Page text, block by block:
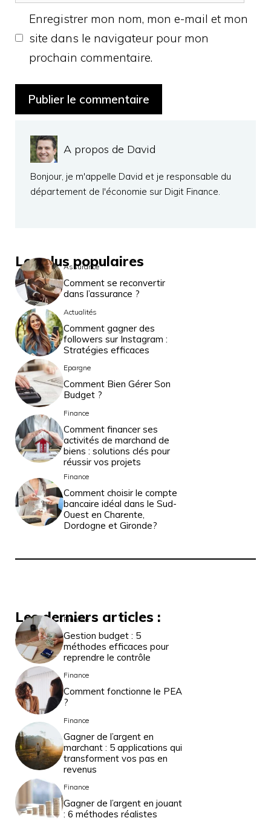
Enregistrer mon nom, mon e-mail et mon
site dans le navigateur pour mon
prochain commentaire.
A propos de David
Bonjour, je m'appelle David et je responsable du
département de l'économie sur Digit Finance.
Les plus populaires
Assurance
Comment se reconvertir
dans l’assurance ?
Actualités
Comment gagner des
followers sur Instagram :
Stratégies efficaces
Epargne
Comment Bien Gérer Son
Budget ?
Finance
Comment financer ses
activités de marchand de
biens : solutions clés pour
réussir vos projets
Finance
Comment choisir le compte
bancaire idéal dans le Sud-
Ouest en Charente,
Dordogne et Gironde?
Les derniers articles :
Finance
Gestion budget : 5
méthodes efficaces pour
reprendre le contrôle
Finance
Comment fonctionne le PEA
?
Finance
Gagner de l’argent en
marchant : 5 applications qui
transforment vos pas en
revenus
Finance
Gagner de l’argent en jouant
: 6 méthodes réalistes